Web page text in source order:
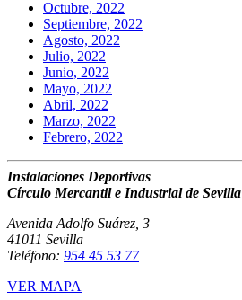
Octubre, 2022
Septiembre, 2022
Agosto, 2022
Julio, 2022
Junio, 2022
Mayo, 2022
Abril, 2022
Marzo, 2022
Febrero, 2022
Instalaciones Deportivas
Círculo Mercantil e Industrial de Sevilla
Avenida Adolfo Suárez, 3
41011 Sevilla
Teléfono: 954 45 53 77
VER MAPA